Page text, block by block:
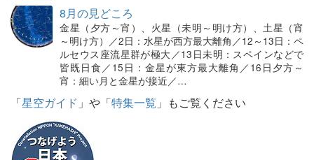
8月の見どころ
金星（夕方～宵）、火星（未明～明け方）、土星（宵
～明け方）／2日：水星が西方最大離角／12～13日：ペ
ルセウス座流星群が極大／13日未明：スペインなどで
皆既日食／15日：金星が東方最大離角／16日夕方～
宵：細い月と金星が接近／…
「星空ガイド 」や「特集一覧 」もご覧ください